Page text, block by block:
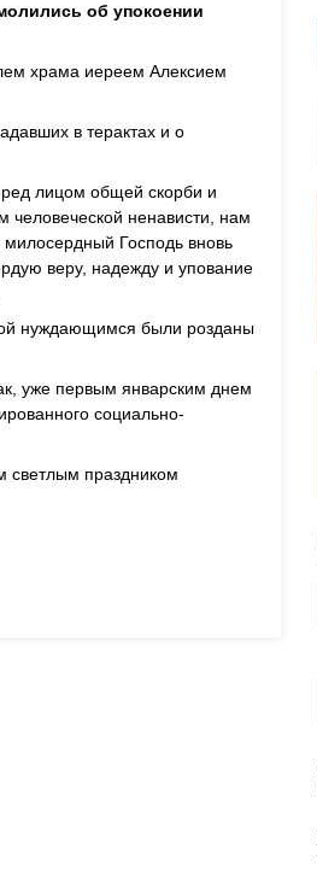
об упокоении
храма иереем Алексием
в терактах и о
лицом общей скорби и
человеческой ненависти, нам
Господь вновь
веру, надежду и упование
нуждающимся были розданы
уже первым январским днем
социально-
светлым праздником